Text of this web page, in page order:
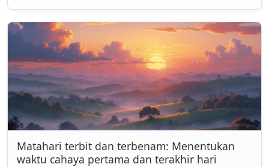
Matahari terbit dan terbenam: Menentukan
waktu cahaya pertama dan terakhir hari